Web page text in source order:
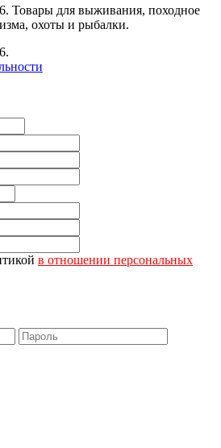
Товары для выживания, походное
охоты и рыбалки.
в отношении персональных